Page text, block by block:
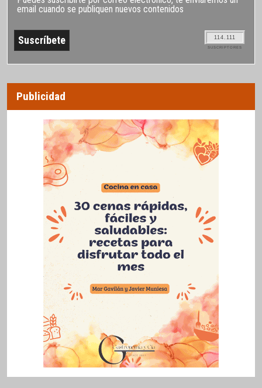
email cuando se publiquen nuevos contenidos
114.111
SUSCRIPTORES
Publicidad